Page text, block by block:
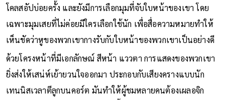
โคลสอัปบ่อยครั้ง และยังมีการเลือกมุมที่จับใบหน้าของเขา โดย
เฉพาะมุมเสยที่ไม่ค่อยมีใครเลือกใช้นัก เพื่อสื่อความหมายทำให้
เห็นชัดว่าหูของพวกเขากางรับกับใบหน้าของพวกเขาเป็นอย่างดี
ด้วยโครงหน้าที่มีเอกลักษณ์ สีหน้า แววตา การแสดงของพวกเขา
ยิ่งส่งให้เสน่ห์เย้ายวนใจออกมา ประกอบกับเสียงครางแบบนัก
เทนนิสเวลาตีลูกบนคอร์ต มันทำให้ผู้ชมหลายคนต้องเผลอจิก